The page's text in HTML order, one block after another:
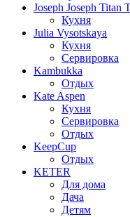
Joseph Joseph Titan
Кухня
Julia Vysotskaya
Кухня
Сервировка
Kambukka
Отдых
Kate Aspen
Кухня
Сервировка
Отдых
KeepCup
Отдых
KETER
Для дома
Дача
Детям